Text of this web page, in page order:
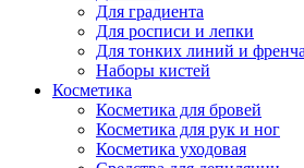
Для градиента
Для росписи и лепки
Для тонких линий и френча
Наборы кистей
Косметика
Косметика для бровей
Косметика для рук и ног
Косметика уходовая